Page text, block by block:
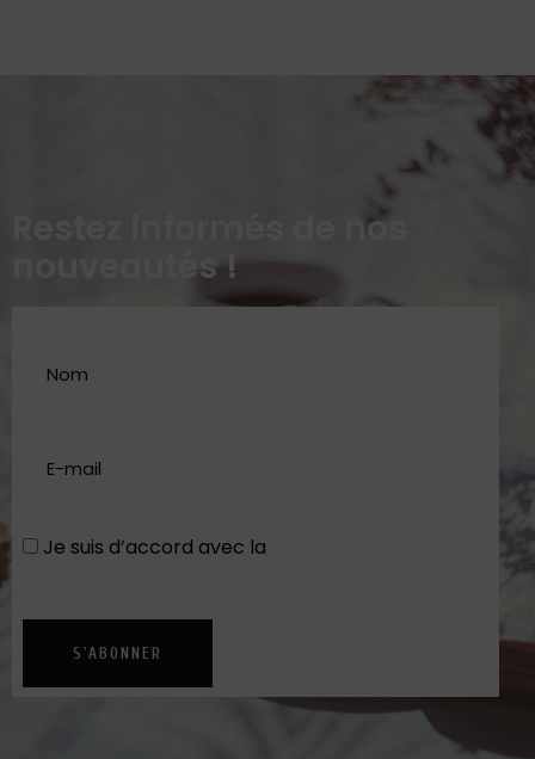
Restez informés de nos
nouveautés !
Je suis d’accord avec la
S'ABONNER